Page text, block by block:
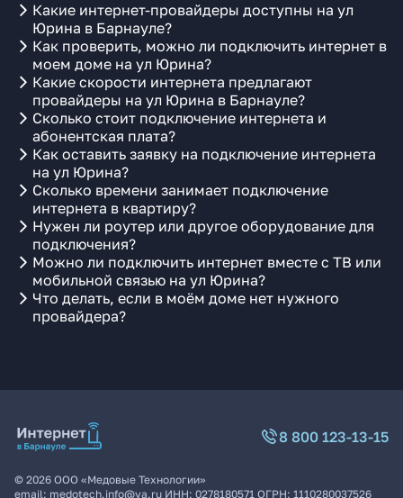
Какие интернет-провайдеры доступны на ул
Юрина в Барнауле?
Как проверить, можно ли подключить интернет в
моем доме на ул Юрина?
Какие скорости интернета предлагают
провайдеры на ул Юрина в Барнауле?
Сколько стоит подключение интернета и
абонентская плата?
Как оставить заявку на подключение интернета
на ул Юрина?
Сколько времени занимает подключение
интернета в квартиру?
Нужен ли роутер или другое оборудование для
подключения?
Можно ли подключить интернет вместе с ТВ или
мобильной связью на ул Юрина?
Что делать, если в моём доме нет нужного
провайдера?
8 800 123-13-15
© 2026 ООО «Медовые Технологии»
email: medotech.info@ya.ru ИНН: 0278180571 ОГРН: 1110280037526